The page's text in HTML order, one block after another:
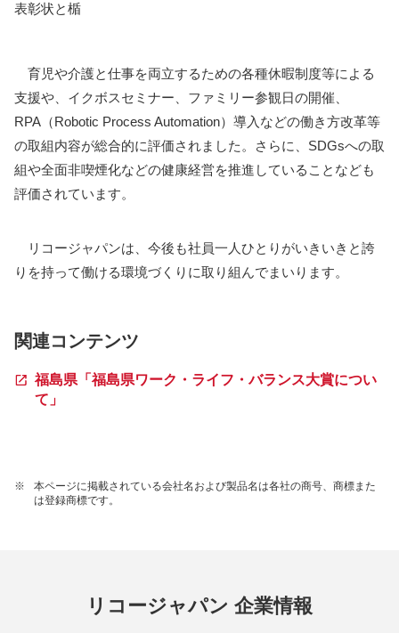
表彰状と楯
育児や介護と仕事を両立するための各種休暇制度等による
支援や、イクボスセミナー、ファミリー参観日の開催、
RPA（Robotic Process Automation）導入などの働き方改革等
の取組内容が総合的に評価されました。さらに、SDGsへの取
組や全面非喫煙化などの健康経営を推進していることなども
評価されています。
リコージャパンは、今後も社員一人ひとりがいきいきと誇
りを持って働ける環境づくりに取り組んでまいります。
関連コンテンツ
福島県「福島県ワーク・ライフ・バランス大賞につい
て」
※
本ページに掲載されている会社名および製品名は各社の商号、商標また
は登録商標です。
リコージャパン 企業情報